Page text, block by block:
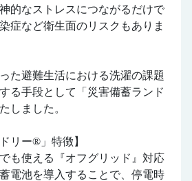
的なストレスにつながるだけで
症など衛生面のリスクもありま
た避難生活における洗濯の課題
る手段として「災害備蓄ランド
しました。
リー®」特徴】
も使える『オフグリッド』対応
電池を導入することで、停電時